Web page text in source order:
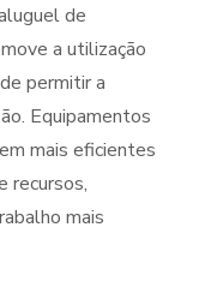
de
a utilização
permitir a
Equipamentos
mais eficientes
recursos,
mais